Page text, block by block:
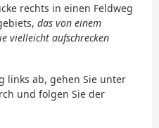
rechts in einen Feldweg
das von einem
vielleicht aufschrecken
links ab, gehen Sie unter
und folgen Sie der